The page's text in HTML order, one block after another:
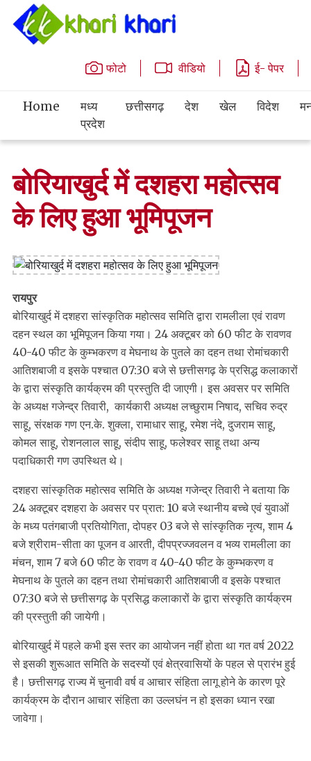
फोटो वीडियो ई- पेपर
Home
मध्य
प्रदेश
छत्तीसगढ़ देश खेल विदेश
बोरियाखुर्द में दशहरा महोत्सव
के लिए हुआ भूमिपूजन
रायपुर
बोरियाखुर्द में दशहरा सांस्कृतिक महोत्सव समिति द्वारा रामलीला एवं रावण
दहन स्थल का भूमिपूजन किया गया। 24 अक्टूबर को 60 फीट के रावणव
40-40 फीट के कुम्भकरण व मेघनाथ के पुतले का दहन तथा रोमांचकारी
आतिशबाजी व इसके पश्चात 07:30 बजे से छत्तीसगढ़ के प्रसिद्ध कलाकारों
के द्वारा संस्कृति कार्यक्रम की प्रस्तुति दी जाएगी। इस अवसर पर समिति
के अध्यक्ष गजेन्द्र तिवारी, कार्यकारी अध्यक्ष लच्छुराम निषाद, सचिव रुद्र
साहू, संरक्षक गण एन.के. शुक्ला, रामाधार साहू, रमेश नंदे, दुजराम साहू,
कोमल साहू, रोशनलाल साहू, संदीप साहू, फलेश्वर साहू तथा अन्य
पदाधिकारी गण उपस्थित थे।
दशहरा सांस्कृतिक महोत्सव समिति के अध्यक्ष गजेन्द्र तिवारी ने बताया कि
24 अक्टूबर दशहरा के अवसर पर प्रात: 10 बजे स्थानीय बच्चे एवं युवाओं
के मध्य पतंगबाजी प्रतियोगिता, दोपहर 03 बजे से सांस्कृतिक नृत्य, शाम 4
बजे श्रीराम-सीता का पूजन व आरती, दीपप्रज्जवलन व भव्य रामलीला का
मंचन, शाम 7 बजे 60 फीट के रावण व 40-40 फीट के कुम्भकरण व
मेघनाथ के पुतले का दहन तथा रोमांचकारी आतिशबाजी व इसके पश्चात
07:30 बजे से छत्तीसगढ़ के प्रसिद्ध कलाकारों के द्वारा संस्कृति कार्यक्रम
की प्रस्तुती की जायेगी।
बोरियाखुर्द में पहले कभी इस स्तर का आयोजन नहीं होता था गत वर्ष 2022
से इसकी शुरूआत समिति के सदस्यों एवं क्षेत्रवासियों के पहल से प्रारंभ हुई
है। छत्तीसगढ़ राज्य में चुनावी वर्ष व आचार संहिता लागू होने के कारण पूरे
कार्यक्रम के दौरान आचार संहिता का उल्लघंन न हो इसका ध्यान रखा
जावेगा।